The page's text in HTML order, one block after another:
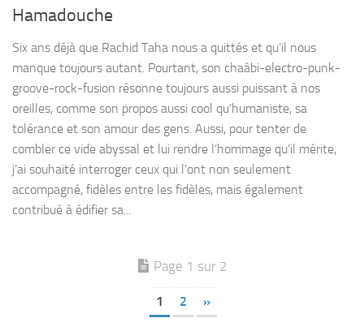
Hamadouche
Six ans déjà que Rachid Taha nous a quittés et qu’il nous
manque toujours autant. Pourtant, son chaâbi-electro-punk-
groove-rock-fusion résonne toujours aussi puissant à nos
oreilles, comme son propos aussi cool qu’humaniste, sa
tolérance et son amour des gens. Aussi, pour tenter de
combler ce vide abyssal et lui rendre l’hommage qu’il mérite,
j’ai souhaité interroger ceux qui l’ont non seulement
accompagné, fidèles entre les fidèles, mais également
contribué à édifier sa...
Page 1 sur 2
1 2 »